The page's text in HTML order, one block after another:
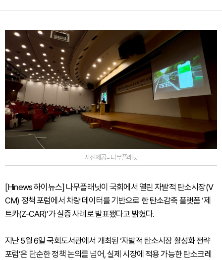
사진제공=나무플래닛
[Hinews 하이뉴스] 나무플래닛이 국회에서 열린 자발적 탄소시장(V
CM) 정책 포럼에서 차량 데이터를 기반으로 한 탄소감축 플랫폼 ‘제
트카(Z-CAR)’가 실증 사례로 발표됐다고 밝혔다.
지난 5월 6일 국회도서관에서 개최된 ‘자발적 탄소시장 활성화 전략
포럼’은 단순한 정책 논의를 넘어, 실제 시장에 적용 가능한 탄소크레